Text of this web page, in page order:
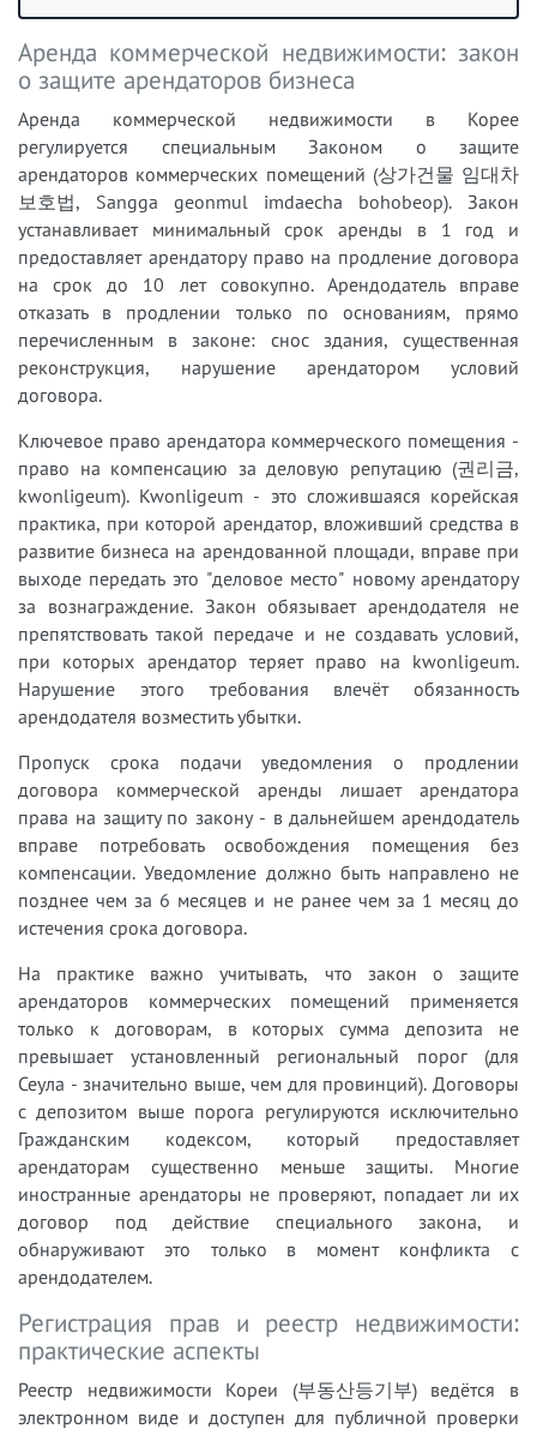
Аренда коммерческой недвижимости: закон
о защите арендаторов бизнеса
Аренда коммерческой недвижимости в Корее
регулируется специальным Законом о защите
арендаторов коммерческих помещений (상가건물 임대차
보호법, Sangga geonmul imdaecha bohobeop). Закон
устанавливает минимальный срок аренды в 1 год и
предоставляет арендатору право на продление договора
на срок до 10 лет совокупно. Арендодатель вправе
отказать в продлении только по основаниям, прямо
перечисленным в законе: снос здания, существенная
реконструкция, нарушение арендатором условий
договора.
Ключевое право арендатора коммерческого помещения -
право на компенсацию за деловую репутацию (권리금,
kwonligeum). Kwonligeum - это сложившаяся корейская
практика, при которой арендатор, вложивший средства в
развитие бизнеса на арендованной площади, вправе при
выходе передать это "деловое место" новому арендатору
за вознаграждение. Закон обязывает арендодателя не
препятствовать такой передаче и не создавать условий,
при которых арендатор теряет право на kwonligeum.
Нарушение этого требования влечёт обязанность
арендодателя возместить убытки.
Пропуск срока подачи уведомления о продлении
договора коммерческой аренды лишает арендатора
права на защиту по закону - в дальнейшем арендодатель
вправе потребовать освобождения помещения без
компенсации. Уведомление должно быть направлено не
позднее чем за 6 месяцев и не ранее чем за 1 месяц до
истечения срока договора.
На практике важно учитывать, что закон о защите
арендаторов коммерческих помещений применяется
только к договорам, в которых сумма депозита не
превышает установленный региональный порог (для
Сеула - значительно выше, чем для провинций). Договоры
с депозитом выше порога регулируются исключительно
Гражданским кодексом, который предоставляет
арендаторам существенно меньше защиты. Многие
иностранные арендаторы не проверяют, попадает ли их
договор под действие специального закона, и
обнаруживают это только в момент конфликта с
арендодателем.
Регистрация прав и реестр недвижимости:
практические аспекты
Реестр недвижимости Кореи (부동산등기부) ведётся в
электронном виде и доступен для публичной проверки